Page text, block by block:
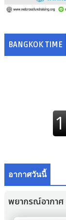
BANGKOK TIME
อากาศวันนี้